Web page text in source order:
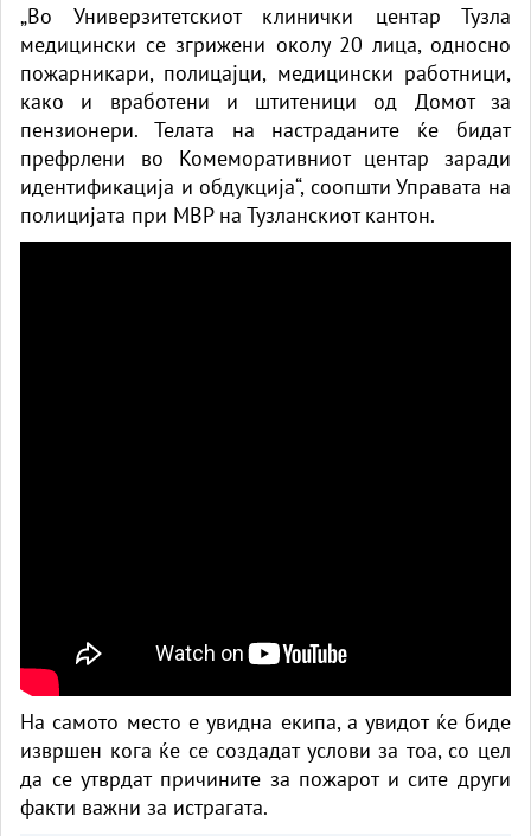
„Во Универзитетскиот клинички центар Тузла
медицински се згрижени околу 20 лица, односно
пожарникари, полицајци, медицински работници,
како и вработени и штитеници од Домот за
пензионери. Телата на настраданите ќе бидат
префрлени во Комеморативниот центар заради
идентификација и обдукција“, соопшти Управата на
полицијата при МВР на Тузланскиот кантон.
На самото место е увидна екипа, а увидот ќе биде
извршен кога ќе се создадат услови за тоа, со цел
да се утврдат причините за пожарот и сите други
факти важни за истрагата.